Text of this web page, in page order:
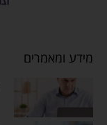
מידע ומאמרים